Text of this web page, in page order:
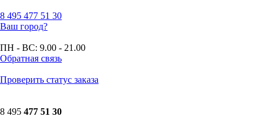
8 495 477 51 30
Ваш город?
ПН - ВС: 9.00 - 21.00
Обратная связь
Проверить статус заказа
8 495 477 51 30